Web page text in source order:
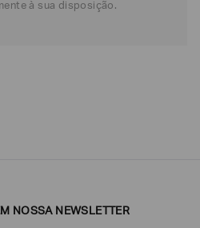
à sua disposição.
NOSSA NEWSLETTER